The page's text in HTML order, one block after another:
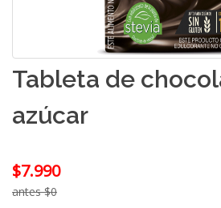
Tableta de
azúcar
$7.990
antes $0